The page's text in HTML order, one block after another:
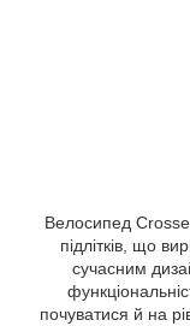
Велосипед
підлітків, що
сучасним
почуватися й на